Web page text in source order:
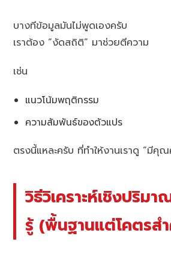
บางทีข้อมูลมันไม่พูดเองครับ
เราต้อง “งัดสถิติ” มาช่วยตีความ
เช่น
แนวโน้มพฤติกรรม
ความสัมพันธ์ของตัวแปร
ตรงนี้แหละครับ ที่ทำให้งานเราดู “มีคุ
วิธีวิเคราะห์เชิงปริม
รู้ (พื้นฐานแต่โคตรส